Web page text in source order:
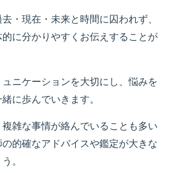
・現在・未来と時間に囚われず、
に分かりやすくお伝えすることが
ニケーションを大切にし、悩みを
に歩んでいきます。
雑な事情が絡んでいることも多い
的確なアドバイスや鑑定が大きな
。